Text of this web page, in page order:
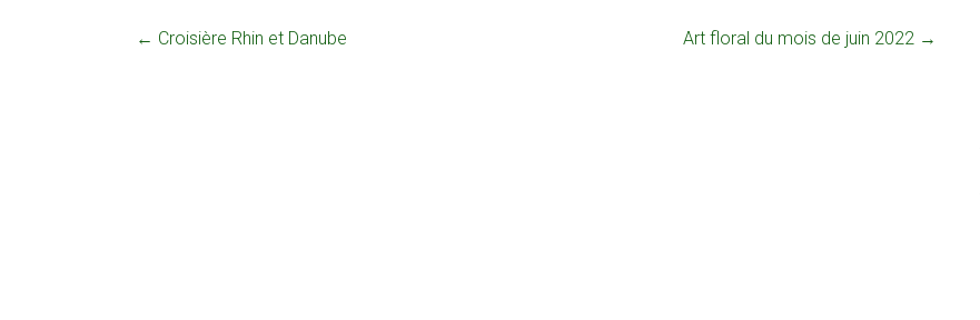
← Croisière Rhin et Danube Art floral du mois de juin 2022 →